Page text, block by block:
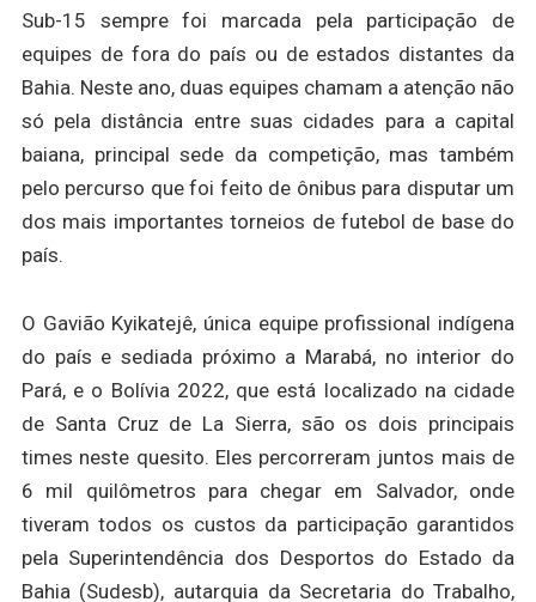
Sub-15 sempre foi marcada pela participação de
equipes de fora do país ou de estados distantes da
Bahia. Neste ano, duas equipes chamam a atenção não
só pela distância entre suas cidades para a capital
baiana, principal sede da competição, mas também
pelo percurso que foi feito de ônibus para disputar um
dos mais importantes torneios de futebol de base do
país.
O Gavião Kyikatejê, única equipe profissional indígena
do país e sediada próximo a Marabá, no interior do
Pará, e o Bolívia 2022, que está localizado na cidade
de Santa Cruz de La Sierra, são os dois principais
times neste quesito. Eles percorreram juntos mais de
6 mil quilômetros para chegar em Salvador, onde
tiveram todos os custos da participação garantidos
pela Superintendência dos Desportos do Estado da
Bahia (Sudesb), autarquia da Secretaria do Trabalho,